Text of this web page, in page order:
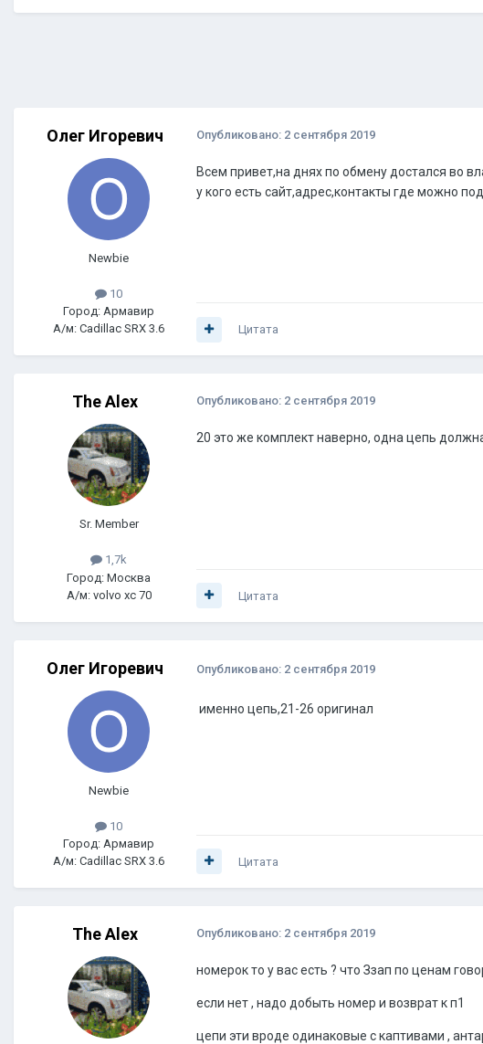
Олег Игоревич
Newbie
10
Город: Армавир
А/м: Cadillac SRX 3.6
Опубликовано: 2 сентября 2019
Всем привет,на днях по обмену достался во
у кого есть сайт,адрес,контакты где можно
Цитата
The Alex
Sr. Member
1,7k
Город: Москва
А/м: volvo xc 70
Опубликовано: 2 сентября 2019
20 это же комплект наверно, одна цепь
Цитата
Олег Игоревич
Newbie
10
Город: Армавир
А/м: Cadillac SRX 3.6
Опубликовано: 2 сентября 2019
именно цепь,21-26 оригинал
Цитата
The Alex Опубликовано: 2 сентября 2019
номерок то у вас есть ? что Ззап по ценам
если нет , надо добыть номер и возврат к п1
цепи эти вроде одинаковые с каптивами ,